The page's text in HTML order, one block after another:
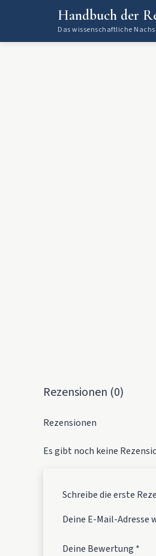
Handbuch der
Das wissenschaftliche
Rezensionen (0)
Rezensionen
Es gibt noch keine
Schreibe die erste
Deine E-Mail-
Deine Bewertung *